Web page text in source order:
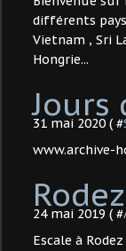
différents
Vietnam , Sri
Hongrie...
31 mai 2020 ( #
www.archive-
24 mai 2019 ( #
Escale à